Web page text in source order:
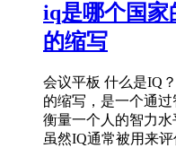
iq是哪个国家
的缩写
会议平板 什么是IQ？
的缩写，是一个通
衡量一个人的智力
虽然IQ通常被用来评